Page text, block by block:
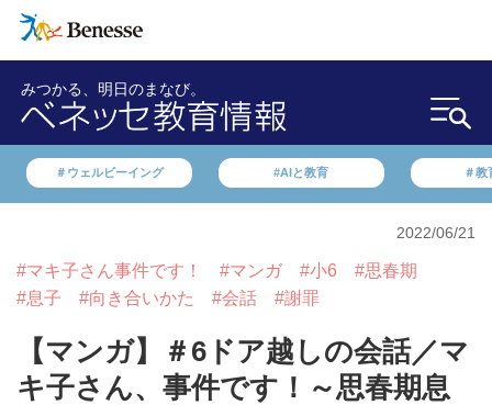
みつかる、明日のまなび。
＃ウェルビーイング #AIと教育 ＃教
2022/06/21
#マキ子さん事件です！ #マンガ #小6
#思春期
#息子
#向き合いかた #会話 #謝罪
【マンガ】＃6ドア越しの会話／マ
キ子さん、事件です！～思春期息